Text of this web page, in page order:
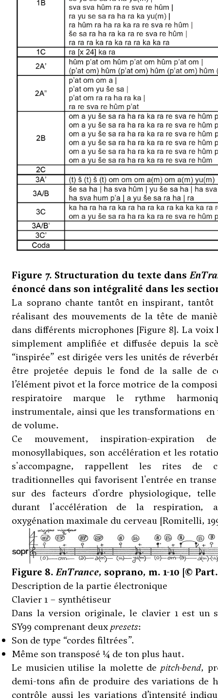
Figure 7. Structuration du texte dans
énoncé dans son intégralité dans les
La soprano chante tantôt en inspirant,
réalisant des mouvements de la tête de
dans différents microphones [Figure 8]. La voix
simplement amplifiée et diffusée depuis la
“inspirée” est dirigée vers les unités de
être projetée depuis le fond de la salle de
l’élément pivot et la force motrice de la
respiratoire marque le rythme
instrumentale, ainsi que les transformations en
de volume.
Ce mouvement, inspiration-expiration
monosyllabiques, son accélération et les
s'accompagne, rappellent les rites de
traditionnelles qui favorisent l'entrée en transe
sur des facteurs d'ordre physiologique,
durant l'accélération de la respiration,
oxygénation maximale du cerveau [Romitelli,
Figure 8.EnTrance, soprano, m. 1-10 [©
Description de la partie électronique
Clavier 1 – synthétiseur
Dans la version originale, le clavier 1 est un
SY99 comprenant deuxpresets:
Son de type “cordes filtrées”.
Même son transposé ¼ de ton plus haut.
Le musicien utilise la molette de pitch-bend,
demi-tons afin de produire des variations de
contrôle aussi les variations d’intensité